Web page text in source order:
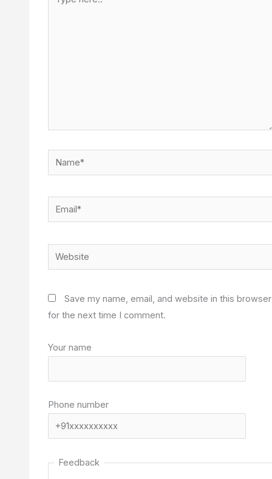
Name*
Email*
Website
Save my name, email, and website in this browser
for the next time I comment.
Your name
Phone number
Feedback